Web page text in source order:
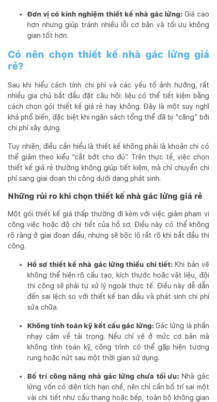
Đơn vị có kinh nghiệm thiết kế nhà gác lửng: Giá cao
hơn nhưng giúp tránh nhiều lỗi cơ bản và tối ưu không
gian tốt hơn.
Có nên chọn thiết kế nhà gác lửng giá
rẻ?
Sau khi hiểu cách tính chi phí và các yếu tố ảnh hưởng, rất
nhiều gia chủ bắt đầu đặt câu hỏi: liệu có thể tiết kiệm bằng
cách chọn gói thiết kế giá rẻ hay không. Đây là một suy nghĩ
khá phổ biến, đặc biệt khi ngân sách tổng thể đã bị “căng” bởi
chi phí xây dựng.
Tuy nhiên, điều cần hiểu là thiết kế không phải là khoản chi có
thể giảm theo kiểu “cắt bớt cho đủ”. Trên thực tế, việc chọn
thiết kế giá rẻ thường không giúp tiết kiệm, mà chỉ chuyển chi
phí sang giai đoạn thi công dưới dạng phát sinh.
Những rủi ro khi chọn thiết kế nhà gác lửng giá rẻ
Một gói thiết kế giá thấp thường đi kèm với việc giảm phạm vi
công việc hoặc độ chi tiết của hồ sơ. Điều này có thể không
rõ ràng ở giai đoạn đầu, nhưng sẽ bộc lộ rất rõ khi bắt đầu thi
công.
Hồ sơ thiết kế nhà gác lửng thiếu chi tiết: Khi bản vẽ
không thể hiện rõ cấu tạo, kích thước hoặc vật liệu, đội
thi công sẽ phải tự xử lý ngoài thực tế. Điều này dễ dẫn
đến sai lệch so với thiết kế ban đầu và phát sinh chi phí
sửa chữa.
Không tính toán kỹ kết cấu gác lửng: Gác lửng là phần
nhạy cảm về tải trọng. Nếu chỉ vẽ ở mức cơ bản mà
không tính toán kỹ, công trình có thể gặp hiện tượng
rung hoặc nứt sau một thời gian sử dụng.
Bố trí công năng nhà gác lửng chưa tối ưu: Nhà gác
lửng vốn có diện tích hạn chế, nên chỉ cần bố trí sai một
vài chi tiết như cầu thang hoặc bếp, toàn bộ không gian